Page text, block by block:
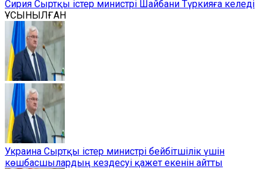
Сирия Сыртқы істер министрі Шайбани Түркияға келеді
ҰСЫНЫЛҒАН
Украина Сыртқы істер министрі бейбітшілік үшін
көшбасшылардың кездесуі қажет екенін айтты